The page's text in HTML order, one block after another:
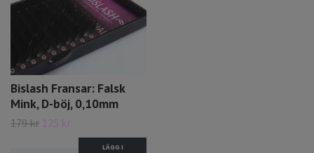
Bislash Fransar: Falsk
Mink, D-böj, 0,10mm
179 kr 125 kr
LÄGG I